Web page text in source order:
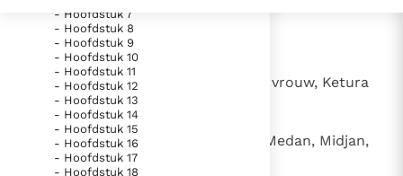
Lezen
Documenten
Thema’s
Berichten
Denzinger
Over ons
Gebruiksvoorwaarden
- Hoofdstuk 7
- Hoofdstuk 8
- Hoofdstuk 9
- Hoofdstuk 10
- Hoofdstuk 11
- Hoofdstuk 12
- Hoofdstuk 13
- Hoofdstuk 14
- Hoofdstuk 15
- Hoofdstuk 16
- Hoofdstuk 17
- Hoofdstuk 18
- Hoofdstuk 25
Abraham huwde nog een andere vrouw, Ketura
genaamd.
Zij schonk hem Zimran, Joksan, Medan, Midjan,
Jisbak en Suach.